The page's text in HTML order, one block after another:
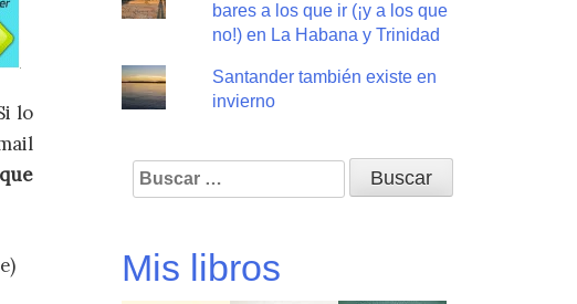
lo
bares a los que ir (¡y a los que
no!) en La Habana y Trinidad
Santander también existe en
invierno
Buscar:
Mis libros